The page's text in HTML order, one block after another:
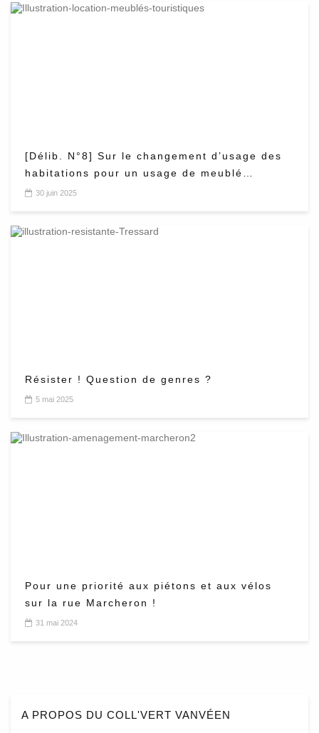
[Délib. N°8] Sur le changement d’usage des
habitations pour un usage de meublé
touristique
30 juin 2025
Résister ! Question de genres ?
5 mai 2025
Pour une priorité aux piétons et aux vélos
sur la rue Marcheron !
31 mai 2024
A PROPOS DU COLL'VERT VANVÉEN